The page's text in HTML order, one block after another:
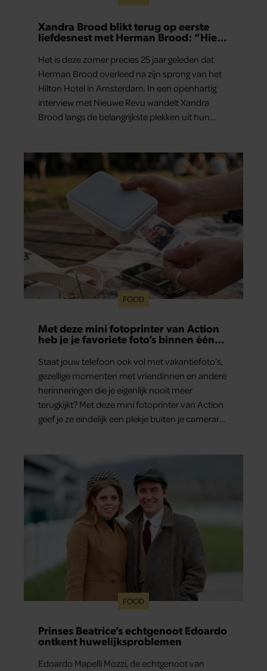
Xandra Brood blikt terug op eerste
liefdesnest met Herman Brood: “Hier
Het is deze zomer precies 25 jaar geleden dat
Herman Brood overleed na zijn sprong van het
Hilton Hotel in Amsterdam. In een openhartig
interview met Nieuwe Revu wandelt Xandra
Brood langs de belangrijkste plekken uit hun
aan herinneringen op. Daar begon hun leven
samen en werd dochter Lola geboren.
FOOD
Met deze mini fotoprinter van Action
heb je je favoriete foto’s binnen één
Staat jouw telefoon ook vol met vakantiefoto’s,
gezellige momenten met vriendinnen en andere
herinneringen die je eigenlijk nooit meer
terugkijkt? Met deze mini fotoprinter van Action
geef je ze eindelijk een plekje buiten je camerarol.
FOOD
Prinses Beatrice’s echtgenoot Edoardo
ontkent huwelijksproblemen
Edoardo Mapelli Mozzi, de echtgenoot van